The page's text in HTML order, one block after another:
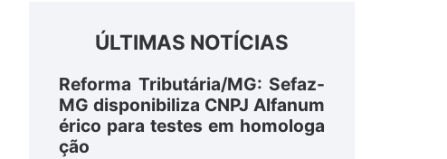
ÚLTIMAS NOTÍCIAS
Reforma Tributária/MG: Sefaz-
MG disponibiliza CNPJ Alfanum
érico para testes em homologa
ção